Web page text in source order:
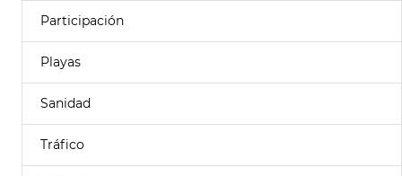
Participación
Playas
Sanidad
Tráfico